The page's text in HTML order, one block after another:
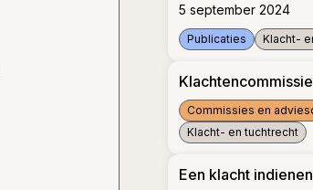
5 september 2024
Publicaties Klacht-
Klachtencommissie
Commissies en
Klacht- en tuchtrecht
Een klacht